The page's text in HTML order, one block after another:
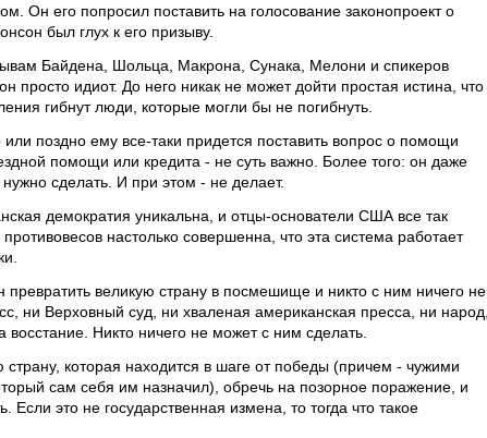
Он его попросил поставить на голосование законопроект о
был глух к его призыву.
Байдена, Шольца, Макрона, Сунака, Мелони и спикеров
просто идиот. До него никак не может дойти простая истина, что
гибнут люди, которые могли бы не погибнуть.
поздно ему все-таки придется поставить вопрос о помощи
помощи или кредита - не суть важно. Более того: он даже
сделать. И при этом - не делает.
демократия уникальна, и отцы-основатели США все так
настолько совершенна, что эта система работает
превратить великую страну в посмешище и никто с ним ничего не
ни Верховный суд, ни хваленая американская пресса, ни народ,
Никто ничего не может с ним сделать.
которая находится в шаге от победы (причем - чужими
сам себя им назначил), обречь на позорное поражение, и
это не государственная измена, то тогда что такое